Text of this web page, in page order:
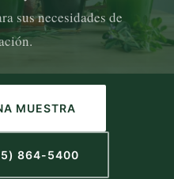
sus necesidades de
MUESTRA
864-5400